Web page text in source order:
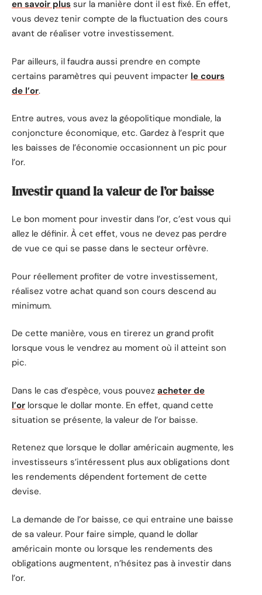
en savoir plus sur la manière dont il est fixé. En effet,
vous devez tenir compte de la fluctuation des cours
avant de réaliser votre investissement.
Par ailleurs, il faudra aussi prendre en compte
certains paramètres qui peuvent impacter le cours
de l’or.
Entre autres, vous avez la géopolitique mondiale, la
conjoncture économique, etc. Gardez à l’esprit que
les baisses de l’économie occasionnent un pic pour
l’or.
Investir quand la valeur de l’or baisse
Le bon moment pour investir dans l’or, c’est vous qui
allez le définir. À cet effet, vous ne devez pas perdre
de vue ce qui se passe dans le secteur orfèvre.
Pour réellement profiter de votre investissement,
réalisez votre achat quand son cours descend au
minimum.
De cette manière, vous en tirerez un grand profit
lorsque vous le vendrez au moment où il atteint son
pic.
Dans le cas d’espèce, vous pouvez acheter de
l’or lorsque le dollar monte. En effet, quand cette
situation se présente, la valeur de l’or baisse.
Retenez que lorsque le dollar américain augmente, les
investisseurs s’intéressent plus aux obligations dont
les rendements dépendent fortement de cette
devise.
La demande de l’or baisse, ce qui entraine une baisse
de sa valeur. Pour faire simple, quand le dollar
américain monte ou lorsque les rendements des
obligations augmentent, n’hésitez pas à investir dans
l’or.